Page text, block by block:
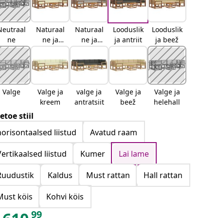
ne
Naturaal
ne ja
kreemjas
Naturaal
ne ja
helehall
Looduslik
ja antriit
Looduslik
ja beež
Valge
Valge ja
kreem
valge ja
antratsiit
Valge ja
beež
Valge ja
helehall
stiil
liistud
Avatud raam
liistud
Kumer
Lai lame
Kaldus Must rattan
Hall rattan
köis
Kohvi köis
99